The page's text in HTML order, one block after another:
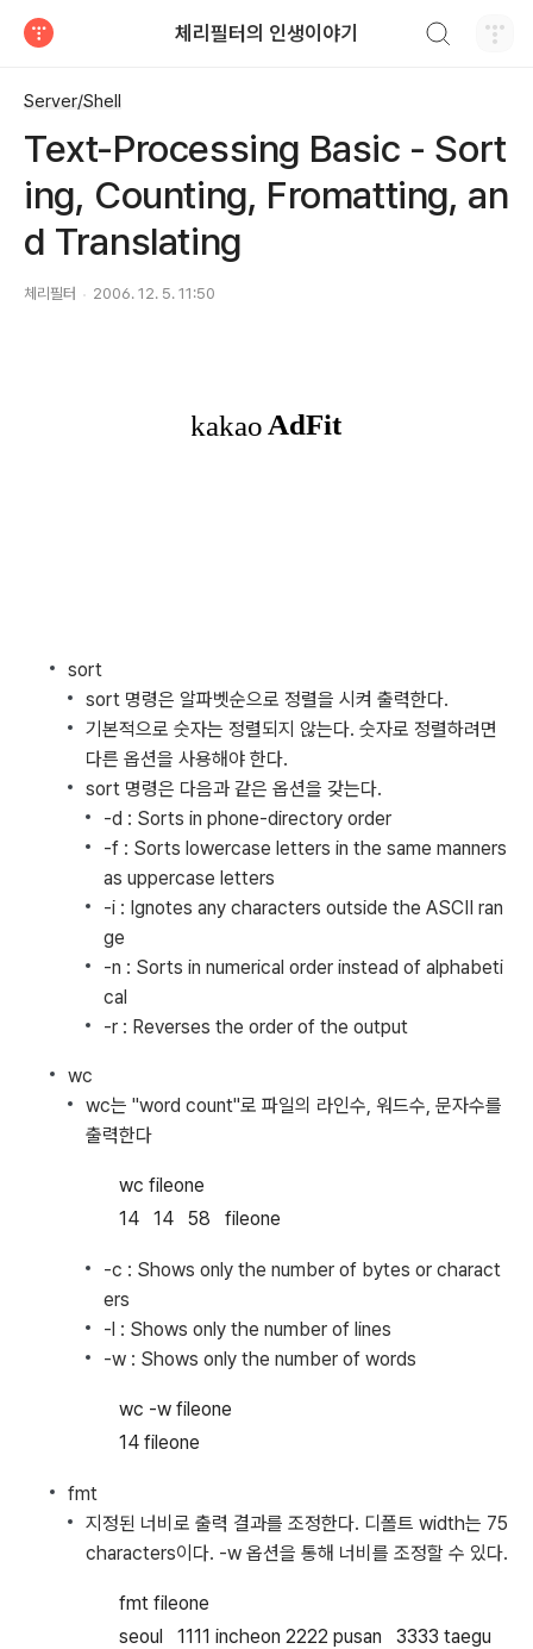
체리필터의 인생이야기
Server/Shell
Text-Processing Basic - Sort
ing, Counting, Fromatting, an
d Translating
체리필터 2006. 12. 5. 11:50
sort
sort 명령은 알파벳순으로 정렬을 시켜 출력한다.
기본적으로 숫자는 정렬되지 않는다. 숫자로 정렬하려면
다른 옵션을 사용해야 한다.
sort 명령은 다음과 같은 옵션을 갖는다.
-d : Sorts in phone-directory order
-f : Sorts lowercase letters in the same manners
as uppercase letters
-i : Ignotes any characters outside the ASCII ran
ge
-n : Sorts in numerical order instead of alphabeti
cal
-r : Reverses the order of the output
wc
wc는 "word count"로 파일의 라인수, 워드수, 문자수를
출력한다
wc fileone
14 14 58 fileone
-c : Shows only the number of bytes or charact
ers
-l : Shows only the number of lines
-w : Shows only the number of words
wc -w fileone
14 fileone
fmt
지정된 너비로 출력 결과를 조정한다. 디폴트 width는 75
characters이다. -w 옵션을 통해 너비를 조정할 수 있다.
fmt fileone
seoul 1111 incheon 2222 pusan 3333 taegu